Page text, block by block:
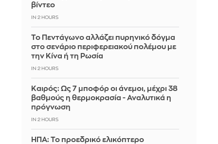
βίντεο
IN 2 HOURS
Το Πεντάγωνο αλλάζει πυρηνικό δόγμα
στο σενάριο περιφερειακού πολέμου με
την Κίνα ή τη Ρωσία
IN 2 HOURS
Καιρός: Ως 7 μποφόρ οι άνεμοι, μέχρι 38
βαθμούς η θερμοκρασία - Αναλυτικά η
πρόγνωση
IN 2 HOURS
ΗΠΑ: Το προεδρικό ελικόπτερο